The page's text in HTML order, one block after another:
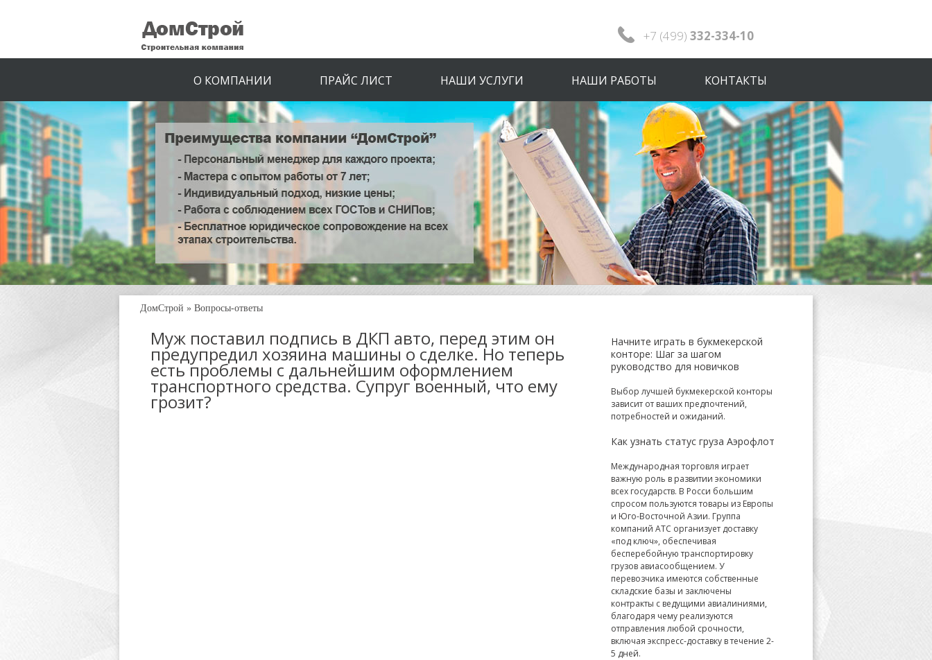
+7 (499) 332-334-10
О КОМПАНИИ ПРАЙС ЛИСТ НАШИ УСЛУГИ НАШИ РАБОТЫ КОНТАКТЫ
ДомСтрой » Вопросы-ответы
Муж поставил подпись в ДКП авто, перед этим он
предупредил хозяина машины о сделке. Но теперь
есть проблемы с дальнейшим оформлением
транспортного средства. Супруг военный, что ему
грозит?
Начните играть в букмекерской
конторе: Шаг за шагом
руководство для новичков
Выбор лучшей букмекерской конторы
зависит от ваших предпочтений,
потребностей и ожиданий.
Как узнать статус груза Аэрофлот
Международная торговля играет
важную роль в развитии экономики
всех государств. В Росси большим
спросом пользуются товары из Европы
и Юго-Восточной Азии. Группа
компаний АТС организует доставку
«под ключ», обеспечивая
бесперебойную транспортировку
грузов авиасообщением. У
перевозчика имеются собственные
складские базы и заключены
контракты с ведущими авиалиниями,
благодаря чему реализуются
отправления любой срочности,
включая экспресс-доставку в течение 2-
5 дней.